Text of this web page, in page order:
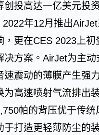
创投高达一亿美元投
2022年12月推出
，更在CES 2023上初
决方案。AirJet为主动
速震动的薄膜产生强
为高速喷射气流排出
帕的背压优于传统
于打造更轻薄防尘的